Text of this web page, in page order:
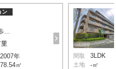
ン
2007年
78.54㎡
間取 3LDK
土地 -㎡